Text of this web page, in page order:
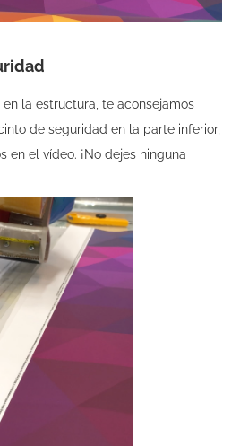
la estructura, te aconsejamos
de seguridad en la parte inferior,
en el vídeo. ¡No dejes ninguna